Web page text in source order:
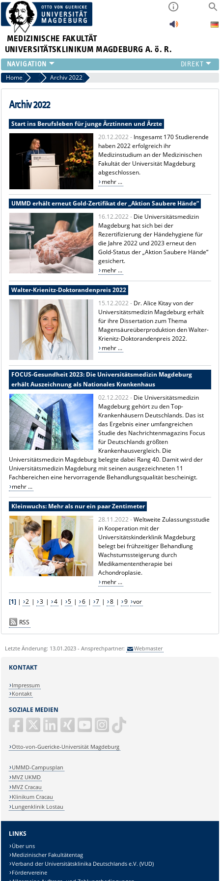
MEDIZINISCHE FAKULTÄT
UNIVERSITÄTSKLINIKUM MAGDEBURG A. ö. R.
INSTITUTE
KLINIKEN
ZENTRALE EINRICHTUNGEN
PRESSE
ÜBER UNS
INTERNATIONAL
INTRANET
Home Archiv Pressemitteilungen
Archiv 2022
Archiv 2022
Start ins Berufsleben für junge Ärztinnen und Ärzte
20.12.2022 - Insgesamt 170 Studierende
haben 2022 erfolgreich ihr
Medizinstudium an der Medizinischen
Fakultät der Universität Magdeburg
abgeschlossen.
mehr ...
UMMD erhält erneut Gold-Zertifikat der „Aktion Saubere Hände“
16.12.2022 - Die Universitätsmedizin
Magdeburg hat sich bei der
Rezertifizierung der Händehygiene für
die Jahre 2022 und 2023 erneut den
Gold-Status der „Aktion Saubere Hände“
gesichert.
mehr ...
Walter-Krienitz-Doktorandenpreis 2022
15.12.2022 - Dr. Alice Kitay von der
Universitätsmedizin Magdeburg erhält
für ihre Dissertation zum Thema
Magensäureüberproduktion den Walter-
Krienitz-Doktorandenpreis 2022.
mehr ...
FOCUS-Gesundheit 2023: Die Universitätsmedizin Magdeburg
erhält Auszeichnung als Nationales Krankenhaus
02.12.2022 - Die Universitätsmedizin
Magdeburg gehört zu den Top-
Krankenhäusern Deutschlands. Das ist
das Ergebnis einer umfangreichen
Studie des Nachrichtenmagazins Focus
für Deutschlands größten
Krankenhausvergleich. Die
Universitätsmedizin Magdeburg belegte dabei Rang 40. Damit wird der
Universitätsmedizin Magdeburg mit seinen ausgezeichneten 11
Fachbereichen eine hervorragende Behandlungsqualität bescheinigt.
mehr ...
Kleinwuchs: Mehr als nur ein paar Zentimeter
28.11.2022 -Weltweite Zulassungsstudie
in Kooperation mit der
Universitätskinderklinik Magdeburg
belegt bei frühzeitiger Behandlung
Wachstumssteigerung durch
Medikamententherapie bei
Achondroplasie.
mehr ...
[1]| 2 | 3 | 4 | 5 | 6 | 7 | 8 | 9 vor
RSS
Letzte Änderung: 13.01.2023 - Ansprechpartner: Webmaster
SOZIALE MEDIEN
Otto-von-Guericke-Universität Magdeburg
KONTAKT
Impressum
Kontakt
UMMD-Campusplan
MVZ UKMD
MVZ Cracau
Klinikum Cracau
Lungenklinik Lostau
LINKS
Über uns
Medizinischer Fakultätentag
Verband der Universitätsklinika Deutschlands e.V. (VUD)
Fördervereine